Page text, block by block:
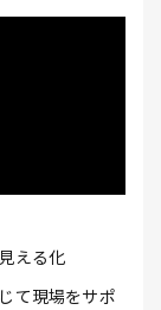
える化
て現場をサポ